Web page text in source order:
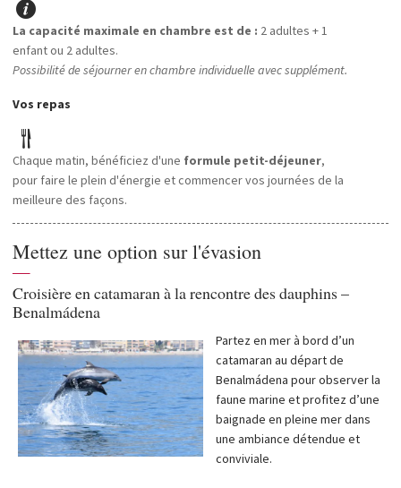
La capacité maximale en chambre est de : 2 adultes + 1
enfant ou 2 adultes.
Possibilité de séjourner en chambre individuelle avec supplément.
Vos repas
Chaque matin, bénéficiez d'une formule petit-déjeuner,
pour faire le plein d'énergie et commencer vos journées de la
meilleure des façons.
Mettez une option sur l'évasion
—
Croisière en catamaran à la rencontre des dauphins –
Benalmádena
Partez en mer à bord d’un
catamaran au départ de
Benalmádena pour observer la
faune marine et profitez d’une
baignade en pleine mer dans
une ambiance détendue et
conviviale.